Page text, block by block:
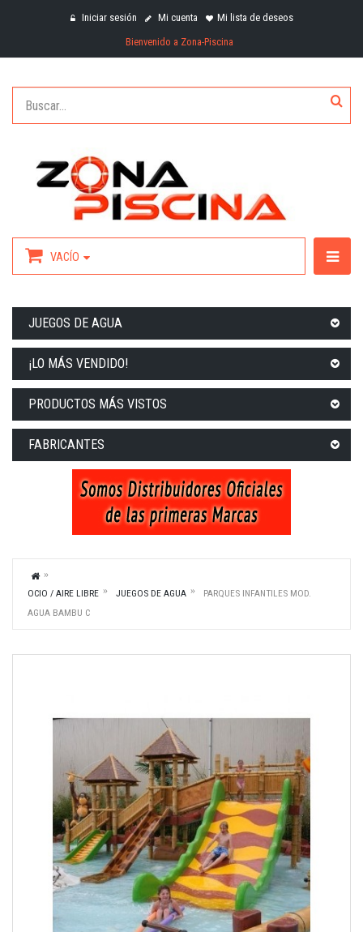
Iniciar sesión Mi cuenta
Mi lista de deseos
Bienvenido a Zona-Piscina
VACÍO
JUEGOS DE AGUA
¡LO MÁS VENDIDO!
PRODUCTOS MÁS VISTOS
FABRICANTES
OCIO / AIRE LIBRE JUEGOS DE AGUA
PARQUES INFANTILES MOD.
AGUA BAMBU C